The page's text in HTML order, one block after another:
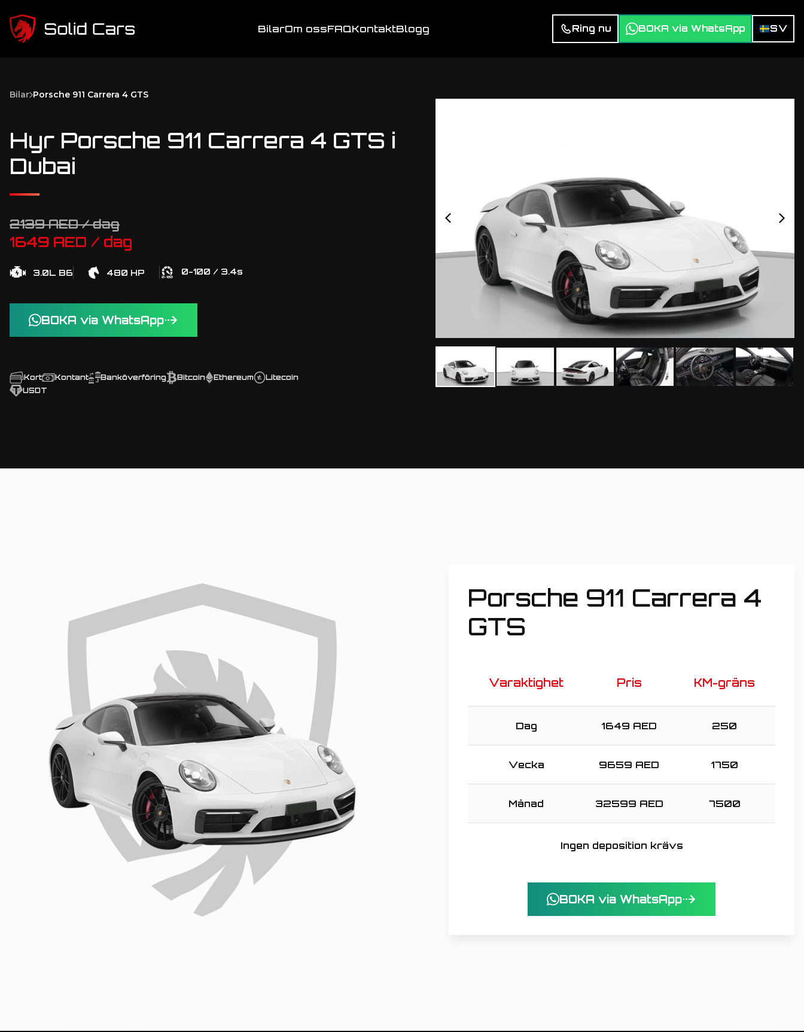
BilarOm ossFAQKontaktBlogg Ring nu BOKA via WhatsApp SV
Bilar Porsche 911 Carrera 4 GTS
Hyr Porsche 911 Carrera 4 GTS i
Dubai
2139 AED / dag
1649 AED / dag
3.0L B6 480 HP 0-100 / 3.4s
BOKA via WhatsApp
Kort Kontant Banköverföring Bitcoin Ethereum
Litecoin
USDT
Porsche 911 Carrera 4
GTS
Varaktighet Pris KM-gräns
Dag 1649 AED 250
Vecka 9659 AED 1750
Månad 32599 AED 7500
Ingen deposition krävs
BOKA via WhatsApp